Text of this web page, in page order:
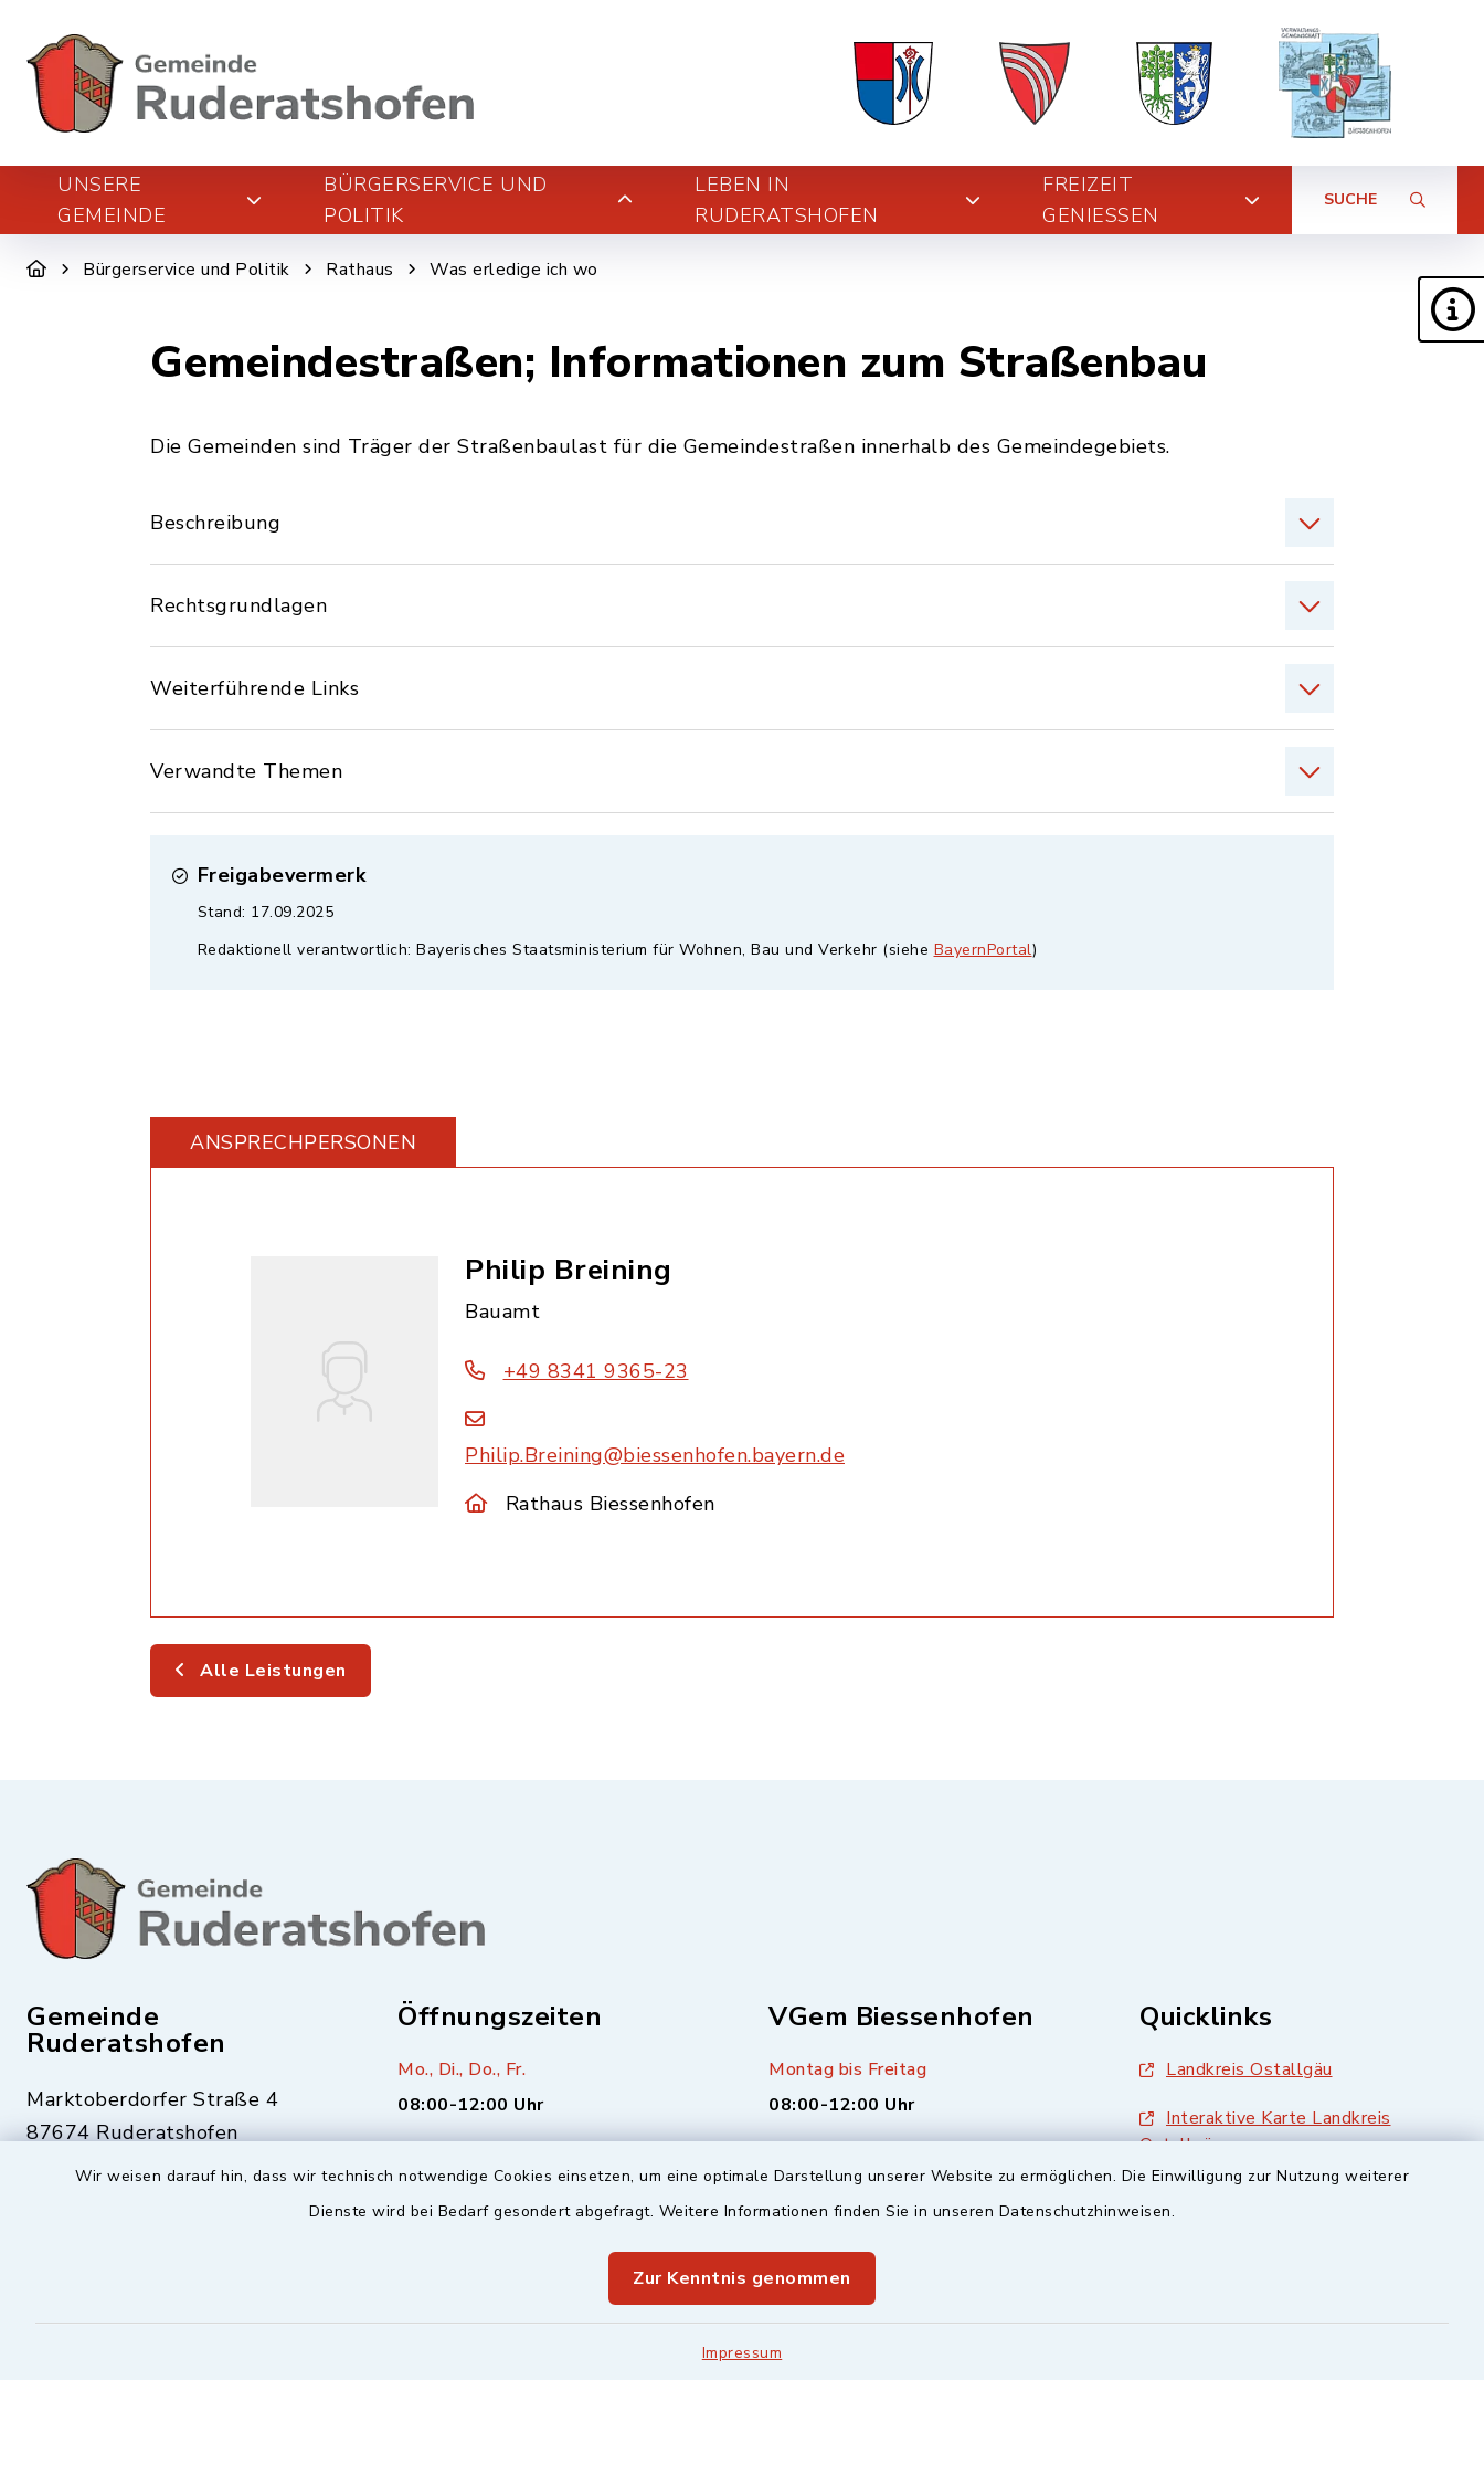
Wir weisen darauf hin, dass wir technisch notwendige Cookies einsetzen, um eine optimale Darstellung unserer Website zu ermöglichen. Die Einwilligung zur Nutzung weiterer
Dienste wird bei Bedarf gesondert abgefragt. Weitere Informationen finden Sie in unseren Datenschutzhinweisen.
Zur Kenntnis genommen
Impressum
UNSERE
GEMEINDE
BÜRGERSERVICE UND
POLITIK
LEBEN IN
RUDERATSHOFEN
FREIZEIT
GENIESSEN
SUCHE
Bürgerservice und Politik Rathaus Was erledige ich wo
Gemeindestraßen; Informationen zum Straßenbau
Die Gemeinden sind Träger der Straßenbaulast für die Gemeindestraßen innerhalb des Gemeindegebiets.
Beschreibung
Rechtsgrundlagen
Weiterführende Links
Verwandte Themen
Freigabevermerk
Stand: 17.09.2025
Redaktionell verantwortlich: Bayerisches Staatsministerium für Wohnen, Bau und Verkehr (siehe BayernPortal)
ANSPRECHPERSONEN
Philip Breining
Bauamt
+49 8341 9365-23
Philip.Breining@biessenhofen.bayern.de
Rathaus Biessenhofen
Alle Leistungen
Gemeinde
Ruderatshofen
Marktoberdorfer Straße 4
87674 Ruderatshofen
Öffnungszeiten
Mo., Di., Do., Fr.
08:00-12:00 Uhr
gerade Kalenderwochen)
17:00-19:00 Uhr
VGem Biessenhofen
Montag bis Freitag
08:00-12:00 Uhr
Mittwoch zusätzlich
16:00-18:00 Uhr
Quicklinks
Landkreis Ostallgäu
Interaktive Karte Landkreis
Ostallgäu